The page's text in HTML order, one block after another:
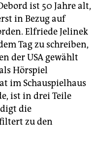
ist 50 Jahre alt,
in Bezug auf
Elfriede Jelinek
Tag zu schreiben,
der USA gewählt
Hörspiel
im Schauspielhaus
ist in drei Teile
die
zu den